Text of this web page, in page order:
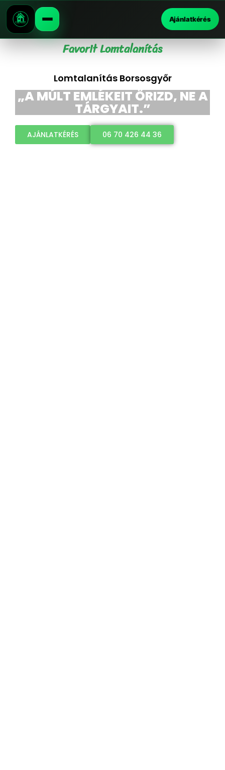
Ajánlatkérés
Favorit Lomtalanítás
Lomtalanítás Borsosgyőr
„A MÚLT EMLÉKEIT ŐRIZD, NE A
TÁRGYAIT.”
AJÁNLATKÉRÉS 06 70 426 44 36